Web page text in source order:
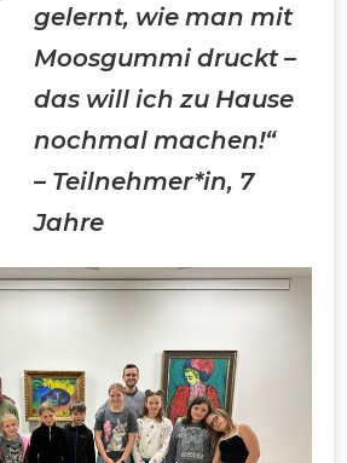
gelernt, wie man mit
Moosgummi druckt –
das will ich zu Hause
nochmal machen!“
– Teilnehmer*in, 7
Jahre